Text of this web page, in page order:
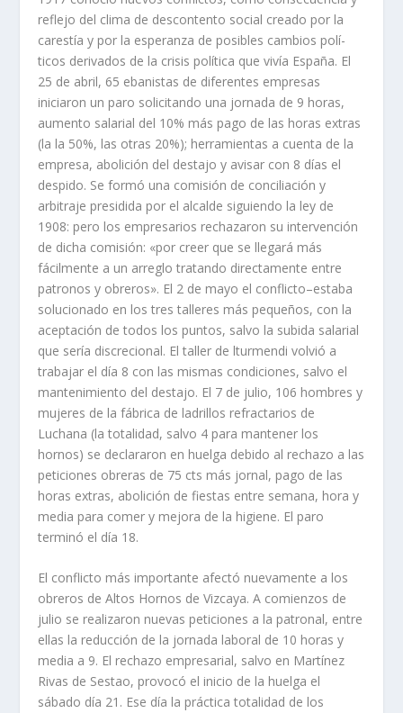
reflejo del clima de des­contento social creado por la
carestí­a y por la esperanza de posibles cambios polí­­
ticos derivados de la crisis polí­tica que viví­a España. El
25 de abril, 65 ebanis­tas de diferentes empresas
iniciaron un paro solicitando una jornada de 9 horas,
aumento salarial del 10% más pago de las horas extras
(la la 50%, las otras 20%); herramientas a cuenta de la
empresa, abolición del destajo y avisar con 8 dí­as el
despido. Se formó una comisión de conciliación y
arbitraje presidida por el alcal­de siguiendo la ley de
1908: pero los empresarios rechazaron su intervención
de dicha comisión: «por creer que se llegará más
fácilmente a un arreglo tratando directamente entre
patronos y obreros». El 2 de mayo el conflicto–estaba
solucio­nado en los tres talleres más pequeños, con la
aceptación de todos los puntos, salvo la subida salarial
que serí­a discrecional. El taller de lturmendi volvió a
trabajar el dí­a 8 con las mismas condiciones, salvo el
mantenimiento del destajo. El 7 de julio, 106 hombres y
mujeres de la fábrica de ladrillos refractarios de
Luchana (la totalidad, salvo 4 para mantener los
hornos) se declararon en huelga debido al rechazo a las
peticiones obreras de 75 cts más jornal, pago de las
horas extras, abolición de fiestas entre semana, hora y
media para comer y mejora de la higiene. El paro
terminó el dí­a 18.
El conflicto más importante afectó nuevamente a los
obreros de Altos Hornos de Vizcaya. A comienzos de
julio se realizaron nuevas peticiones a la patronal, entre
ellas la reducción de la jornada laboral de 10 horas y
media a 9. El rechazo empresarial, salvo en Martí­nez
Rivas de Sestao, provocó el ini­cio de la huelga el
sábado dí­a 21. Ese dí­a la práctica totalidad de los